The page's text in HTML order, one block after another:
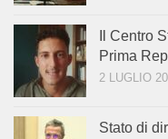
Il Centro
Prima
2 LUGLIO
Stato di